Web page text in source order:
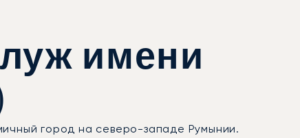
имени
город на северо-западе Румынии.